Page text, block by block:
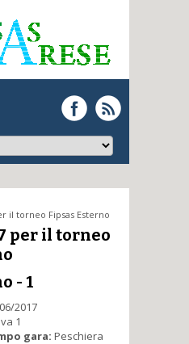
il torneo Fipsas Esterno
per il torneo
- 1
2017
1
gara: Peschiera